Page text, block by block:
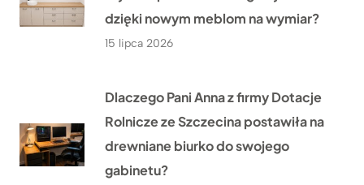
dzięki nowym meblom na wymiar?
15 lipca 2026
Dlaczego Pani Anna z firmy Dotacje
Rolnicze ze Szczecina postawiła na
drewniane biurko do swojego
gabinetu?